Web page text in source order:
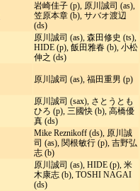
岩崎佳子 (p), 原川誠司 (as),
笠原本章 (b), サバオ渡辺
(ds)
原川誠司 (as), 森田修史 (ts),
HIDE (p), 飯田雅春 (b), 小松
伸之 (ds)
原川誠司 (as), 福田重男 (p)
原川誠司 (sax), さとうとも
ひろ (p), 三國快 (b), 高橋優
真 (ds)
Mike Reznikoff (ds), 原川誠
司 (as), 関根敏行 (p), 吉野弘
志 (b)
原川誠司 (as), HIDE (p), 米
木康志 (b), TOSHI NAGAI
(ds)